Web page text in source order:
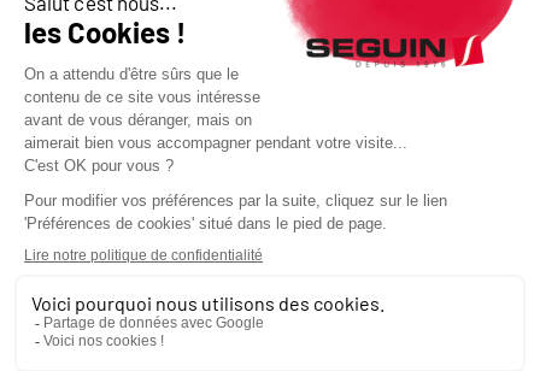
Nous suivre
Demande de devis
Contactez-nous
Blog
FAQ